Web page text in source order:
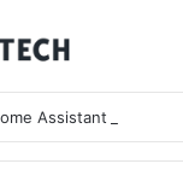
Assistant sur un